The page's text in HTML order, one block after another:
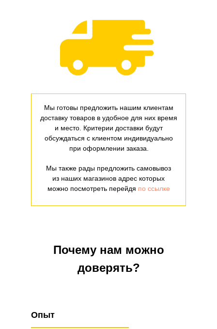
Мы готовы предложить нашим клиентам
доставку товаров в удобное для них время
и место. Критерии доставки будут
обсуждаться с клиентом индивидуально
при оформлении заказа.
Мы также рады предложить самовывоз
из наших магазинов адрес которых
можно посмотреть перейдя по ссылке
Почему нам можно
доверять?
Опыт